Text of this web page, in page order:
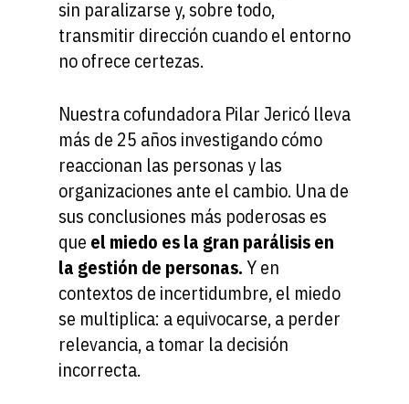
sin paralizarse y, sobre todo,
transmitir dirección cuando el entorno
no ofrece certezas.
Nuestra cofundadora Pilar Jericó lleva
más de 25 años investigando cómo
reaccionan las personas y las
organizaciones ante el cambio. Una de
sus conclusiones más poderosas es
que el miedo es la gran parálisis en
la gestión de personas.Y en
contextos de incertidumbre, el miedo
se multiplica: a equivocarse, a perder
relevancia, a tomar la decisión
incorrecta.